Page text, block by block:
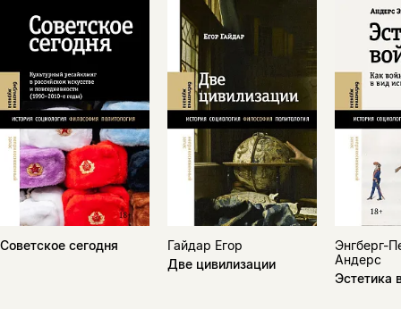
Советское сегодня
Гайдар Егор
Две цивилизации
Энгберг-
Андерс
Эстетика